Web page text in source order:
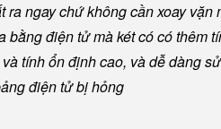
ngay chứ không cần xoay vặn
điện tử mà két có có thêm
tính ổn định cao, và dễ dàng
điện tử bị hỏng